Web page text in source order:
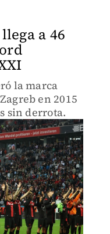
a 46
la marca
en 2015
sin derrota.